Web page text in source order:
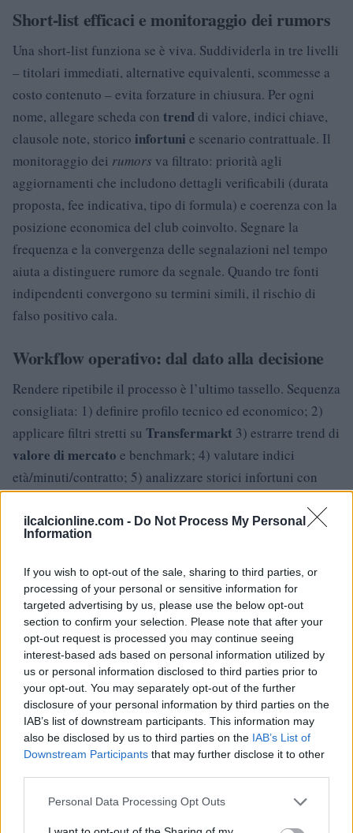
ilcalcionline.com - Do Not Process My Personal
Information
If you wish to opt-out of the sale, sharing to third parties, or
processing of your personal or sensitive information for
targeted advertising by us, please use the below opt-out
section to confirm your selection. Please note that after your
opt-out request is processed you may continue seeing
interest-based ads based on personal information utilized by
us or personal information disclosed to third parties prior to
your opt-out. You may separately opt-out of the further
disclosure of your personal information by third parties on the
IAB’s list of downstream participants. This information may
also be disclosed by us to third parties on the IAB’s List of
Downstream Participants that may further disclose it to other
Please note that this website/app uses one or more Google
Personal Data Processing Opt Outs
Short-list efficaci e monitoraggio dei rumors
Una short-list funziona se è viva. Suddividerla in tre livelli
– titolari immediati, alternative equivalenti, scommesse a
costo contenuto – evita forzature in chiusura. Per ogni
nome, allegare scheda con trenddi valore, indici chiave,
clausole note, storico infortuni e scenario contrattuale. Il
monitoraggio dei rumors va filtrato: priorità agli
aggiornamenti che includono dettagli verificabili (durata
proposta, fee indicativa, tipo di formula) e coerenza con la
posizione economica del club coinvolto. Segnare la
frequenza e la convergenza delle segnalazioni nel tempo
aiuta a distinguere rumore da segnale. Quando tre fonti
indipendenti convergono su termini simili, il rischio di
falso positivo cala.
Workflow operativo: dal dato alla decisione
Rendere ripetibile il processo è l’ultimo tassello. Sequenza
consigliata: 1) definire profilo tecnico ed economico; 2)
applicare filtri stretti su Transfermarkt 3) estrarre trend di
valore di mercato e benchmark; 4) valutare indici
età/minuti/contratto; 5) analizzare storici infortuni con
prezzo con multipli recenti; 7) inserire in short-list e
attivare monitoraggio
ogni variazione rilevante. Con questo workflow il dato non
rimane statico: diventa una bussola decisionale che riduce
incertezza e tempi di risposta.